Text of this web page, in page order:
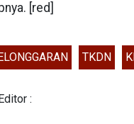
[red]
TKDN
Editor :